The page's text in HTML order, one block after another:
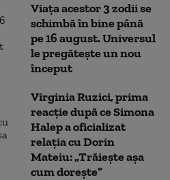
Viața acestor 3 zodii se
schimbă în bine până
pe 16 august. Universul
le pregătește un nou
început
Virginia Ruzici, prima
reacție după ce Simona
Halep a oficializat
relația cu Dorin
Mateiu: „Trăiește așa
cum dorește”